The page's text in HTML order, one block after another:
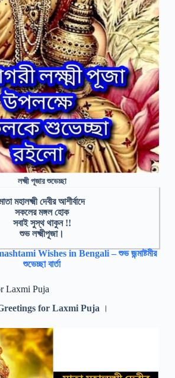
লক্ষ্মী পূজার শুভেচ্ছা
মহালক্ষ্মী দেবীর আশীর্বাদে
সকলের মঙ্গল হোক
সবাই সুস্থ থাকুন !!
শুভ লক্ষ্মীপূজা।
Wishes in Bengali – শুভ জন্মাষ্টমীর
শুভেচ্ছা বার্তা
Laxmi Puja
for Laxmi Puja ।